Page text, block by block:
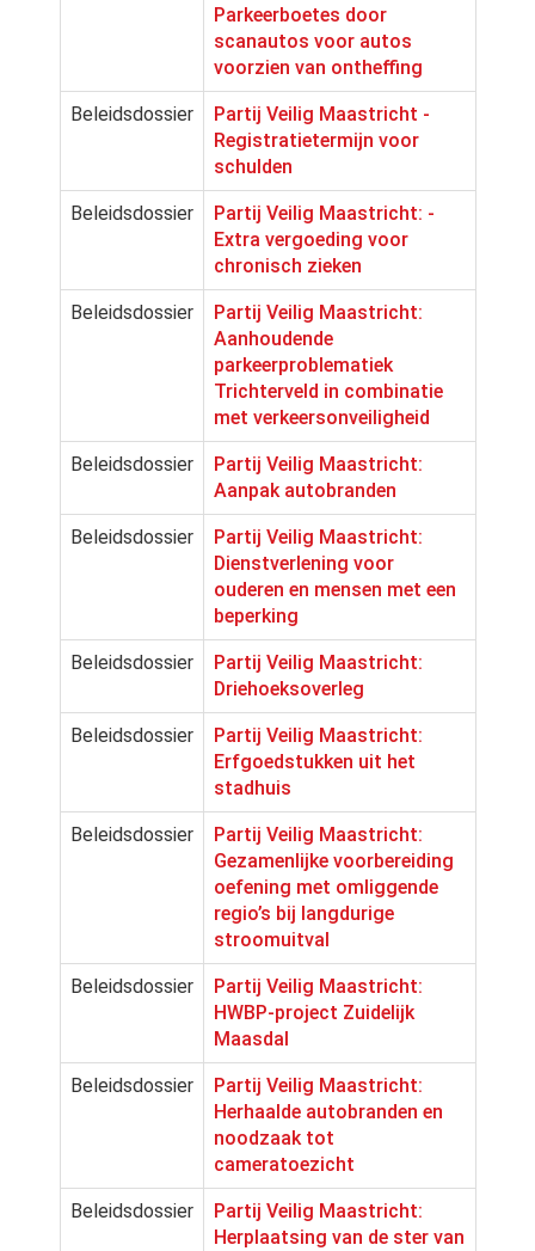
Parkeerboetes door
scanautos voor autos
voorzien van ontheffing
Beleidsdossier
Partij Veilig Maastricht -
Registratietermijn voor
schulden
Beleidsdossier
Partij Veilig Maastricht: -
Extra vergoeding voor
chronisch zieken
Beleidsdossier
Partij Veilig Maastricht:
Aanhoudende
parkeerproblematiek
Trichterveld in combinatie
met verkeersonveiligheid
Beleidsdossier
Partij Veilig Maastricht:
Aanpak autobranden
Beleidsdossier
Partij Veilig Maastricht:
Dienstverlening voor
ouderen en mensen met een
beperking
Beleidsdossier
Partij Veilig Maastricht:
Driehoeksoverleg
Beleidsdossier
Partij Veilig Maastricht:
Erfgoedstukken uit het
stadhuis
Beleidsdossier
Partij Veilig Maastricht:
Gezamenlijke voorbereiding
oefening met omliggende
regio’s bij langdurige
stroomuitval
Beleidsdossier
Partij Veilig Maastricht:
HWBP-project Zuidelijk
Maasdal
Beleidsdossier
Partij Veilig Maastricht:
Herhaalde autobranden en
noodzaak tot
cameratoezicht
Beleidsdossier
Partij Veilig Maastricht:
Herplaatsing van de ster van